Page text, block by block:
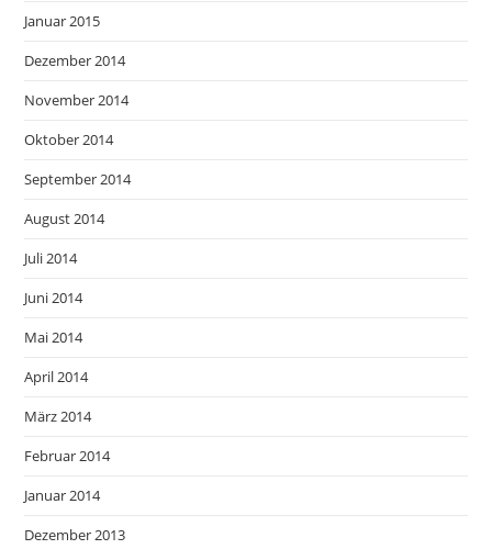
Januar 2015
Dezember 2014
November 2014
Oktober 2014
September 2014
August 2014
Juli 2014
Juni 2014
Mai 2014
April 2014
März 2014
Februar 2014
Januar 2014
Dezember 2013